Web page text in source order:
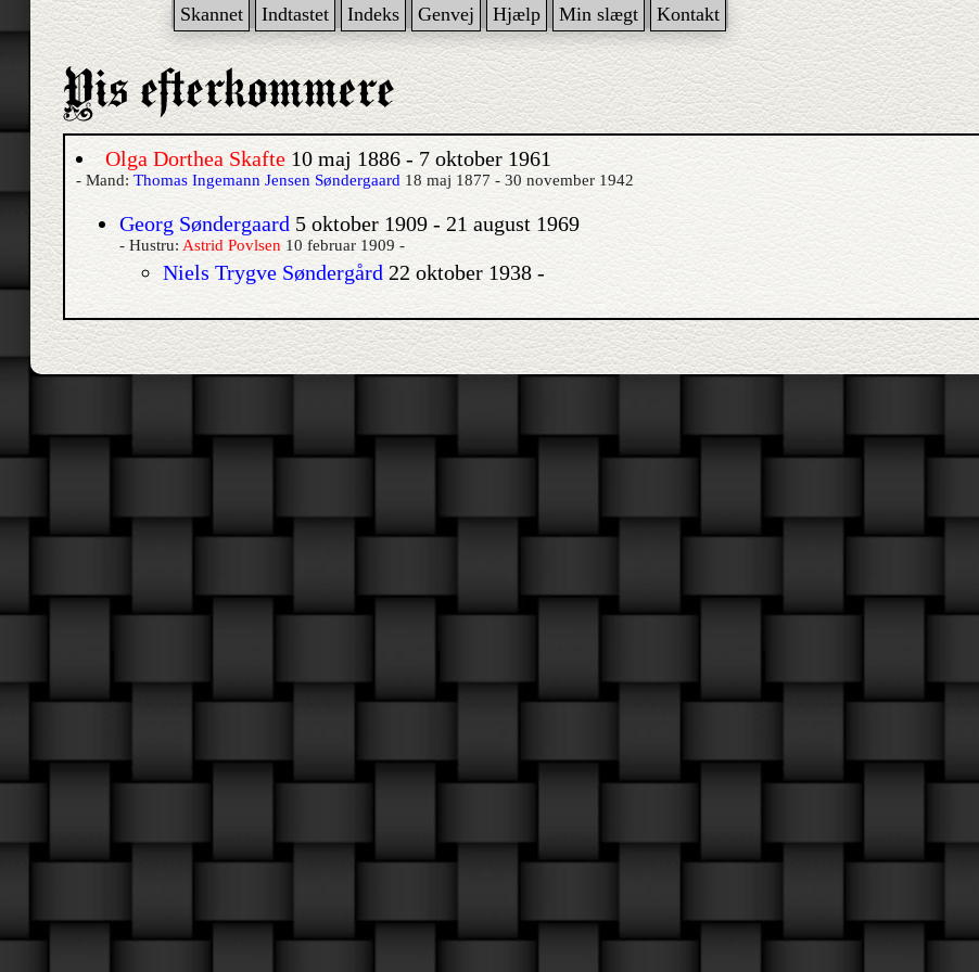
Skannet Indtastet Indeks Genvej Hjælp Min slægt Kontakt
Olga Dorthea Skafte 10 maj 1886 - 7 oktober 1961
- Mand: Thomas Ingemann Jensen Søndergaard 18 maj 1877 - 30 november 1942
Georg Søndergaard 5 oktober 1909 - 21 august 1969
- Hustru: Astrid Povlsen 10 februar 1909 -
Niels Trygve Søndergård 22 oktober 1938 -